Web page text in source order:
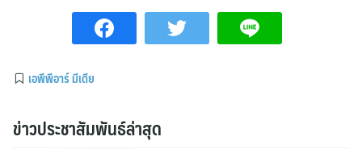
เอพีพีอาร์ มีเดีย
ข่าวประชาสัมพันธ์ล่าสุด